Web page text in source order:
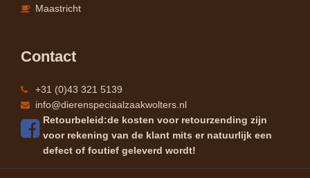
Maastricht
Contact
+31 (0)43 321 5139
info@dierenspeciaalzaakwolters.nl
Retourbeleid:de kosten voor retourzending zijn
voor rekening van de klant mits er natuurlijk een
defect of foutief geleverd wordt!